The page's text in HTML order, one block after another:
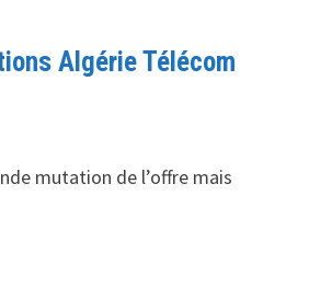
Algérie Télécom
mutation de l’offre mais